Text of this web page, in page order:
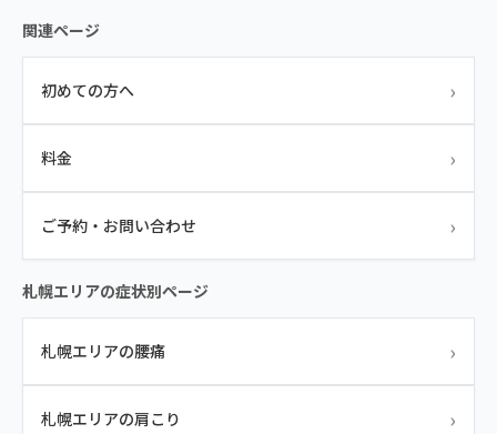
関連ページ
初めての方へ ›
料金 ›
ご予約・お問い合わせ ›
札幌エリアの症状別ページ
札幌エリアの腰痛 ›
札幌エリアの肩こり ›